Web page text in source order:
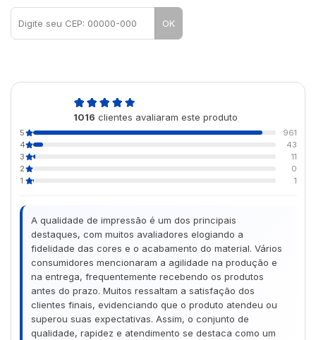
OK
1016 clientes avaliaram este produto
5
961
4
43
3
11
2
0
1
1
A qualidade de impressão é um dos principais
destaques, com muitos avaliadores elogiando a
fidelidade das cores e o acabamento do material. Vários
consumidores mencionaram a agilidade na produção e
na entrega, frequentemente recebendo os produtos
antes do prazo. Muitos ressaltam a satisfação dos
clientes finais, evidenciando que o produto atendeu ou
superou suas expectativas. Assim, o conjunto de
qualidade, rapidez e atendimento se destaca como um